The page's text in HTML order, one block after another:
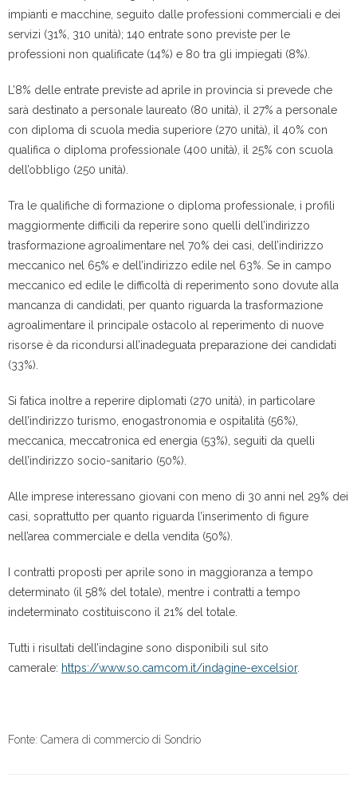
impianti e macchine, seguito dalle professioni commerciali e dei
servizi (31%, 310 unità); 140 entrate sono previste per le
professioni non qualificate (14%) e 80 tra gli impiegati (8%).
L’8% delle entrate previste ad aprile in provincia si prevede che
sarà destinato a personale laureato (80 unità), il 27% a personale
con diploma di scuola media superiore (270 unità), il 40% con
qualifica o diploma professionale (400 unità), il 25% con scuola
dell’obbligo (250 unità).
Tra le qualifiche di formazione o diploma professionale, i profili
maggiormente difficili da reperire sono quelli dell’indirizzo
trasformazione agroalimentare nel 70% dei casi, dell’indirizzo
meccanico nel 65% e dell’indirizzo edile nel 63%. Se in campo
meccanico ed edile le difficoltà di reperimento sono dovute alla
mancanza di candidati, per quanto riguarda la trasformazione
agroalimentare il principale ostacolo al reperimento di nuove
risorse è da ricondursi all’inadeguata preparazione dei candidati
(33%).
Si fatica inoltre a reperire diplomati (270 unità), in particolare
dell’indirizzo turismo, enogastronomia e ospitalità (56%),
meccanica, meccatronica ed energia (53%), seguiti da quelli
dell’indirizzo socio-sanitario (50%).
Alle imprese interessano giovani con meno di 30 anni nel 29% dei
casi, soprattutto per quanto riguarda l’inserimento di figure
nell’area commerciale e della vendita (50%).
I contratti proposti per aprile sono in maggioranza a tempo
determinato (il 58% del totale), mentre i contratti a tempo
indeterminato costituiscono il 21% del totale.
Tutti i risultati dell’indagine sono disponibili sul sito
camerale: https://www.so.camcom.it/indagine-excelsior.
Fonte: Camera di commercio di Sondrio